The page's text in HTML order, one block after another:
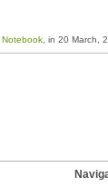
Notebook , in 20 March,